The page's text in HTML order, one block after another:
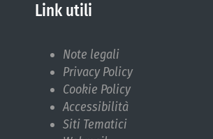
Link utili
Note legali
Privacy Policy
Cookie Policy
Accessibilità
Siti Tematici